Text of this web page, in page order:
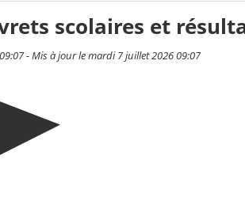
scolaires et
- Mis à jour le mardi 7 juillet 2026 09:07